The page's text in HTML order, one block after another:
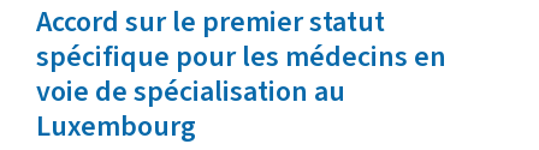
b
i
c
a
Accord sur le premier statut
spécifique pour les médecins en
voie de spécialisation au
Luxembourg